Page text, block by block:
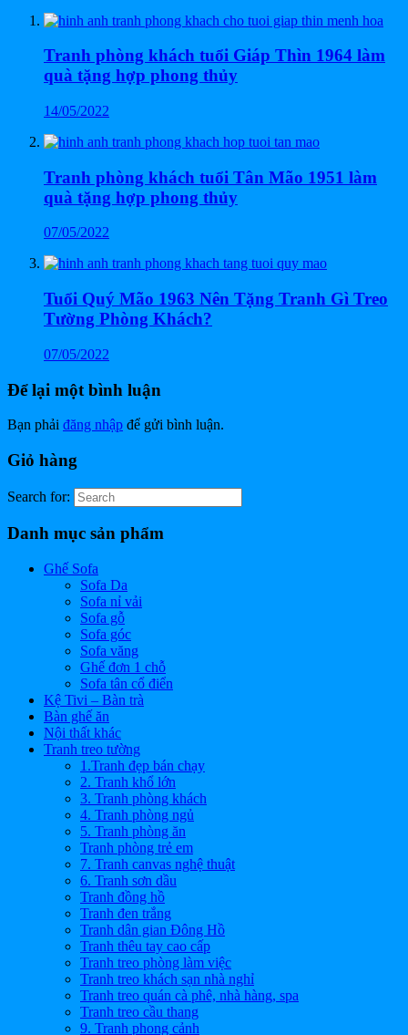
Tranh phòng khách tuổi Giáp Thìn 1964 làm
quà tặng hợp phong thủy
14/05/2022
Tranh phòng khách tuổi Tân Mão 1951 làm
quà tặng hợp phong thủy
07/05/2022
Tuổi Quý Mão 1963 Nên Tặng Tranh Gì Treo
Tường Phòng Khách?
07/05/2022
Để lại một bình luận
Bạn phải đăng nhập để gửi bình luận.
Giỏ hàng
Search for:
Danh mục sản phẩm
Ghế Sofa
Sofa Da
Sofa nỉ vải
Sofa gỗ
Sofa góc
Sofa văng
Ghế đơn 1 chỗ
Sofa tân cổ điển
Kệ Tivi – Bàn trà
Bàn ghế ăn
Nội thất khác
Tranh treo tường
1.Tranh đẹp bán chạy
2. Tranh khổ lớn
3. Tranh phòng khách
4. Tranh phòng ngủ
5. Tranh phòng ăn
Tranh phòng trẻ em
7. Tranh canvas nghệ thuật
6. Tranh sơn dầu
Tranh đồng hồ
Tranh đen trắng
Tranh dân gian Đông Hồ
Tranh thêu tay cao cấp
Tranh treo phòng làm việc
Tranh treo khách sạn nhà nghỉ
Tranh treo quán cà phê, nhà hàng, spa
Tranh treo cầu thang
9. Tranh phong cảnh